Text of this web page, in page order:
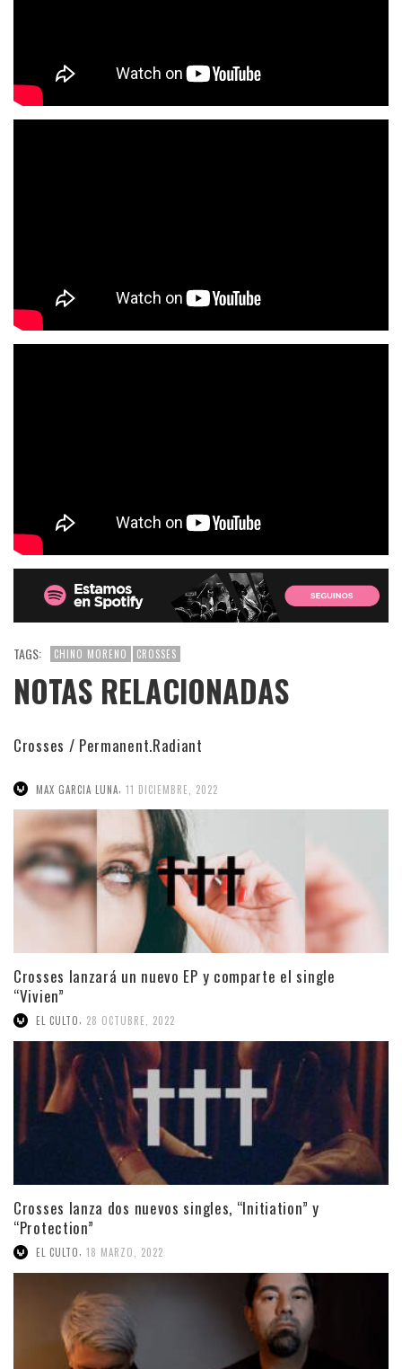
TAGS: CHINO MORENO CROSSES
NOTAS RELACIONADAS
Crosses / Permanent.Radiant
MAX GARCIA LUNA 11 DICIEMBRE, 2022
Crosses lanzará un nuevo EP y comparte el single
“Vivien”
EL CULTO, 28 OCTUBRE, 2022
Crosses lanza dos nuevos singles, “Initiation” y
“Protection”
EL CULTO 18 MARZO, 2022